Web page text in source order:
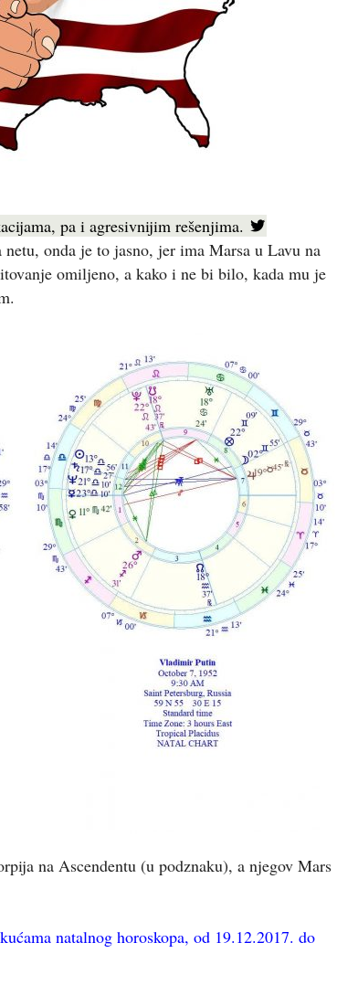
pa i agresivnijim rešenjima.
onda je to jasno, jer ima Marsa u Lavu na
omiljeno, a kako i ne bi bilo, kada mu je
na Ascendentu (u podznaku), a njegov Mars
natalnog horoskopa, od 19.12.2017. do